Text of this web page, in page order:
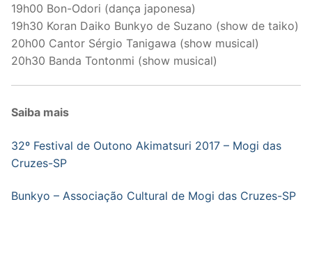
19h00 Bon-Odori (dança japonesa)
19h30 Koran Daiko Bunkyo de Suzano (show de taiko)
20h00 Cantor Sérgio Tanigawa (show musical)
20h30 Banda Tontonmi (show musical)
Saiba mais
32º Festival de Outono Akimatsuri 2017 – Mogi das
Cruzes-SP
Bunkyo – Associação Cultural de Mogi das Cruzes-SP